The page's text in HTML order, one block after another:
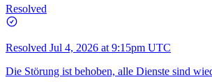
Resolved
Resolved Jul 4, 2026 at 9:15pm UTC
Die Störung ist behoben, alle Dienste sind